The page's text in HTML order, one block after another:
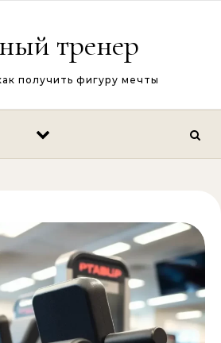
тренер
получить фигуру мечты